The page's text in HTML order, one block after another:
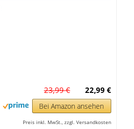
22,99 €
23,99 €
Bei Amazon ansehen
Preis inkl. MwSt., zzgl. Versandkosten